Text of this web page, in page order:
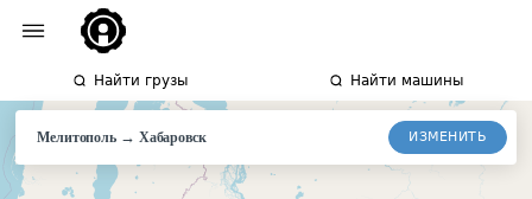
Найти грузы Найти машины
Мелитополь → Хабаровск ИЗМЕНИТЬ